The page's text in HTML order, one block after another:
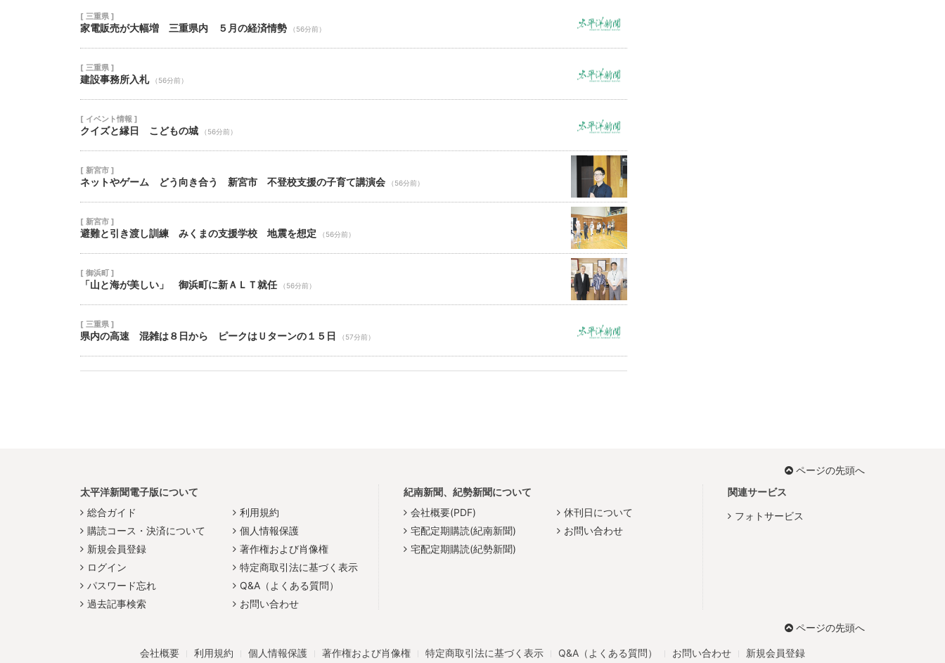
[ 三重県 ]
家電販売が大幅増 三重県内 ５月の経済情勢 （56分前）
[ 三重県 ]
建設事務所入札 （56分前）
[ イベント情報 ]
クイズと縁日 こどもの城 （56分前）
[ 新宮市 ]
ネットやゲーム どう向き合う 新宮市 不登校支援の子育て講演会 （56分前）
[ 新宮市 ]
避難と引き渡し訓練 みくまの支援学校 地震を想定 （56分前）
[ 御浜町 ]
「山と海が美しい」 御浜町に新ＡＬＴ就任 （56分前）
[ 三重県 ]
県内の高速 混雑は８日から ピークはＵターンの１５日 （57分前）
ページの先頭へ
太平洋新聞電子版について
総合ガイド
購読コース・決済について
新規会員登録
ログイン
パスワード忘れ
過去記事検索
利用規約
個人情報保護
著作権および肖像権
特定商取引法に基づく表示
Q&A（よくある質問）
お問い合わせ
紀南新聞、紀勢新聞について
会社概要(PDF)
宅配定期購読(紀南新聞)
宅配定期購読(紀勢新聞)
休刊日について
お問い合わせ
関連サービス
フォトサービス
ページの先頭へ
会社概要 利用規約 個人情報保護 著作権および肖像権 特定商取引法に基づく表示 Q&A（よくある質問） お問い合わせ 新規会員登録